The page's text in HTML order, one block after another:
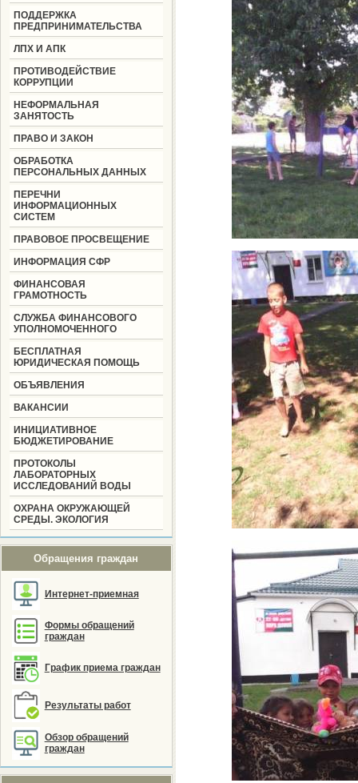
ПОДДЕРЖКА
ПРЕДПРИНИМАТЕЛЬСТВА
ЛПХ И АПК
ПРОТИВОДЕЙСТВИЕ
КОРРУПЦИИ
НЕФОРМАЛЬНАЯ
ЗАНЯТОСТЬ
ПРАВО И ЗАКОН
ОБРАБОТКА
ПЕРСОНАЛЬНЫХ ДАННЫХ
ПЕРЕЧНИ
ИНФОРМАЦИОННЫХ
СИСТЕМ
ПРАВОВОЕ ПРОСВЕЩЕНИЕ
ИНФОРМАЦИЯ СФР
ФИНАНСОВАЯ
ГРАМОТНОСТЬ
СЛУЖБА ФИНАНСОВОГО
УПОЛНОМОЧЕННОГО
БЕСПЛАТНАЯ
ЮРИДИЧЕСКАЯ ПОМОЩЬ
ОБЪЯВЛЕНИЯ
ВАКАНСИИ
ИНИЦИАТИВНОЕ
БЮДЖЕТИРОВАНИЕ
ПРОТОКОЛЫ
ЛАБОРАТОРНЫХ
ИССЛЕДОВАНИЙ ВОДЫ
ОХРАНА ОКРУЖАЮЩЕЙ
СРЕДЫ. ЭКОЛОГИЯ
Обращения граждан
Интернет-приемная
Формы обращений
граждан
График приема граждан
Результаты работ
Обзор обращений
граждан